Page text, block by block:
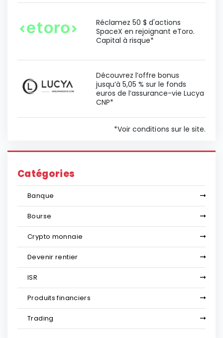
Réclamez 50 $ d'actions
SpaceX en rejoignant eToro.
Capital à risque*
Découvrez l’offre bonus
jusqu’à 5,05 % sur le fonds
euros de l’assurance-vie Lucya
CNP*
*Voir conditions sur le site.
Catégories
Banque
Bourse
Crypto monnaie
Devenir rentier
ISR
Produits financiers
Trading